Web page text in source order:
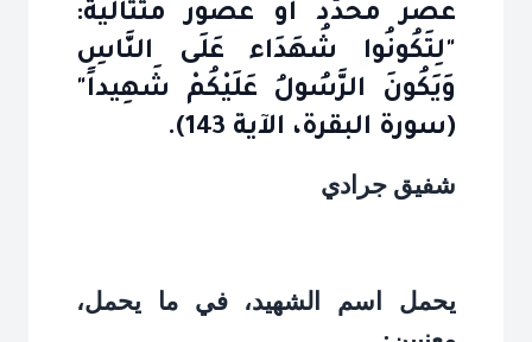
عصر محدّد أو عصور متتالية:
"لِتَكُونُوا شُهَدَاء عَلَى النَّاسِ
وَيَكُونَ الرَّسُولُ عَلَيْكُمْ شَهِيداً"
(سورة البقرة، الآية 143).
شفيق جرادي
يحمل اسم الشهيد، في ما يحمل،